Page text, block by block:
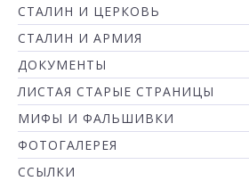
СТАЛИН И ЦЕРКОВЬ
СТАЛИН И АРМИЯ
ДОКУМЕНТЫ
ЛИСТАЯ СТАРЫЕ СТРАНИЦЫ
МИФЫ И ФАЛЬШИВКИ
ФОТОГАЛЕРЕЯ
ССЫЛКИ